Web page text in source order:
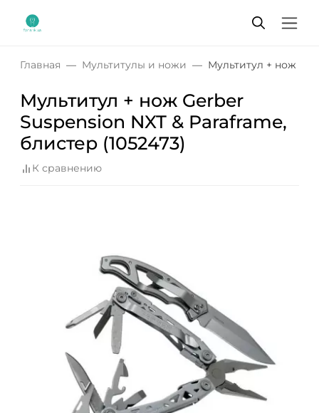
Главная Мультитулы и ножи Мультитул + нож
Мультитул + нож Gerber
Suspension NXT & Paraframe,
блистер (1052473)
К сравнению